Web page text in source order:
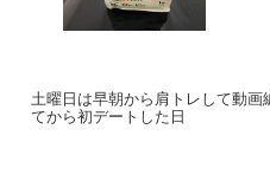
土曜日は早朝から肩トレして動画
てから初デートした日